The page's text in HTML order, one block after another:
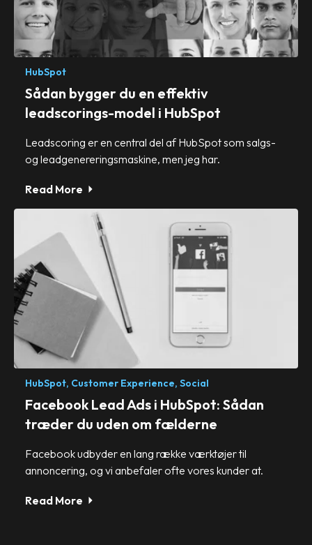
HubSpot
Sådan bygger du en effektiv
leadscorings-model i HubSpot
Leadscoring er en central del af HubSpot som salgs-
og leadgenereringsmaskine, men jeg har.
Read More
HubSpot, Customer Experience, Social
Facebook Lead Ads i HubSpot: Sådan
træder du uden om fælderne
Facebook udbyder en lang række værktøjer til
annoncering, og vi anbefaler ofte vores kunder at.
Read More